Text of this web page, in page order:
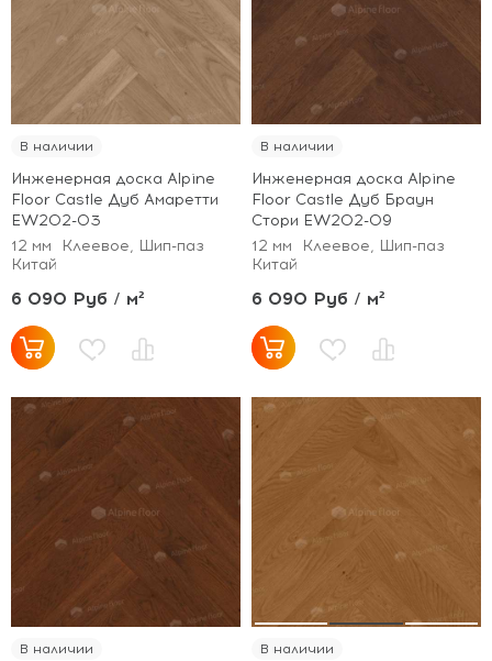
В наличии
Инженерная доска Alpine
Floor Castle Дуб Амаретти
EW202-03
12 мм
Клеевое, Шип-паз
Китай
6 090 Руб / м²
В наличии
Инженерная доска Alpine
Floor Castle Дуб Браун
Стори EW202-09
12 мм
Клеевое, Шип-паз
Китай
6 090 Руб / м²
В наличии В наличии